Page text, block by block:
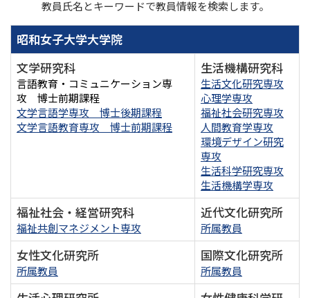
教員氏名とキーワードで教員情報を検索します。
昭和女子大学大学院
文学研究科
言語教育・コミュニケーション専
攻 博士前期課程
文学言語学専攻 博士後期課程
文学言語教育専攻 博士前期課程
生活機構研究科
生活文化研究専攻
心理学専攻
福祉社会研究専攻
人間教育学専攻
環境デザイン研究
専攻
生活科学研究専攻
生活機構学専攻
福祉社会・経営研究科
福祉共創マネジメント専攻
近代文化研究所
所属教員
女性文化研究所
所属教員
国際文化研究所
所属教員